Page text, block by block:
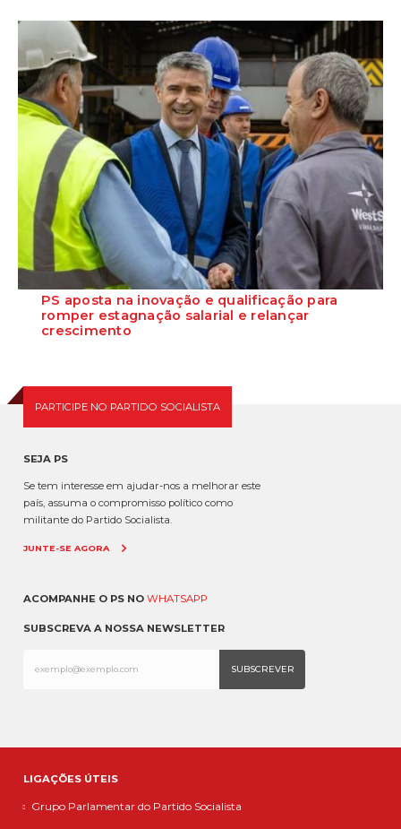
como uma prioridade estratégic...
PS aposta na inovação e qualificação para
romper estagnação salarial e relançar
crescimento
PARTICIPE NO PARTIDO SOCIALISTA
SEJA PS
Se tem interesse em ajudar-nos a melhorar este
país, assuma o compromisso político como
militante do Partido Socialista.
JUNTE-SE AGORA
ACOMPANHE O PS NO WHATSAPP
SUBSCREVA A NOSSA NEWSLETTER
LIGAÇÕES ÚTEIS
Grupo Parlamentar do Partido Socialista